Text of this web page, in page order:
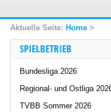
Home >
SPIELBETRIEB
Bundesliga 2026
Regional- und Ostliga
TVBB Sommer 2026